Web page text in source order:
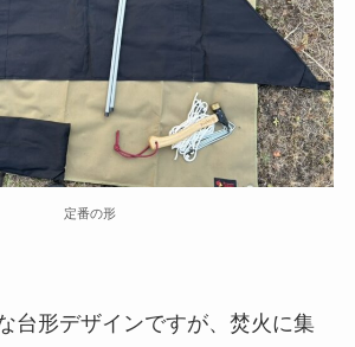
定番の形
台形デザインですが、焚火に集